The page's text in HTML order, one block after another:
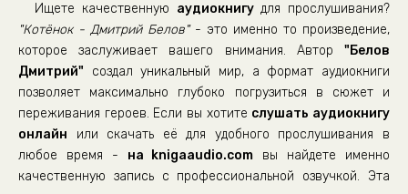
Ищете качественную аудиокнигудля прослушивания?
"Котёнок - Дмитрий Белов"- это именно то произведение,
которое заслуживает вашего внимания. Автор "Белов
Дмитрий" создал уникальный мир, а формат аудиокниги
позволяет максимально глубоко погрузиться в сюжет и
переживания героев. Если вы хотите слушать аудиокнигу
онлайн или скачать её для удобного прослушивания в
любое время - на knigaaudio.com вы найдете именно
качественную запись с профессиональной озвучкой. Эта